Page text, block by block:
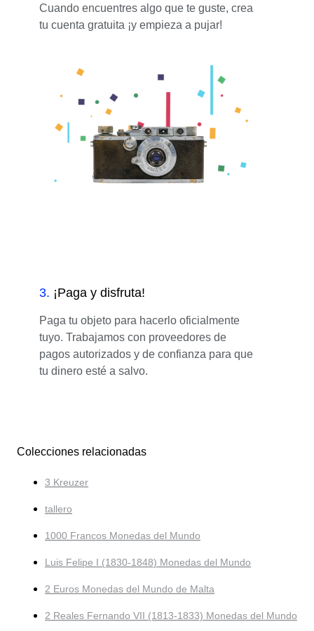
Cuando encuentres algo que te guste, crea
tu cuenta gratuita ¡y empieza a pujar!
3. ¡Paga y disfruta!
Paga tu objeto para hacerlo oficialmente
tuyo. Trabajamos con proveedores de
pagos autorizados y de confianza para que
tu dinero esté a salvo.
Colecciones relacionadas
3 Kreuzer
tallero
1000 Francos Monedas del Mundo
Luis Felipe I (1830-1848) Monedas del Mundo
2 Euros Monedas del Mundo de Malta
2 Reales Fernando VII (1813-1833) Monedas del Mundo